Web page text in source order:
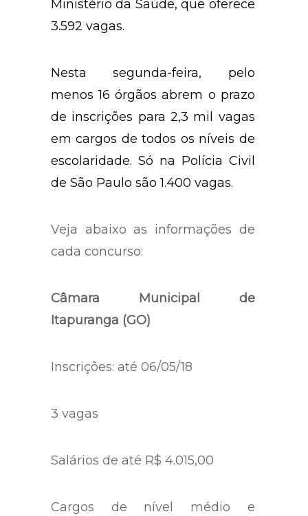
Ministério da Saúde, que oferece
3.592 vagas.
Nesta segunda-feira, pelo
menos 16 órgãos abrem o prazo
de inscrições para 2,3 mil vagas
em cargos de todos os níveis de
escolaridade. Só na Polícia Civil
de São Paulo são 1.400 vagas.
Veja abaixo as informações de
cada concurso:
Câmara Municipal de
Itapuranga (GO)
Inscrições: até 06/05/18
3 vagas
Salários de até R$ 4.015,00
Cargos de nível médio e